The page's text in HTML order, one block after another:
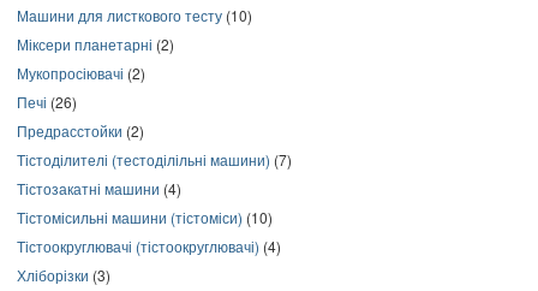
Машини для листкового тесту (10)
Міксери планетарні (2)
Мукопросіювачі (2)
Печі (26)
Предрасстойки (2)
Тістоділителі (тестоділільні машини) (7)
Тістозакатні машини (4)
Тістомісильні машини (тістоміси) (10)
Тістоокруглювачі (тістоокруглювачі) (4)
Хліборізки (3)